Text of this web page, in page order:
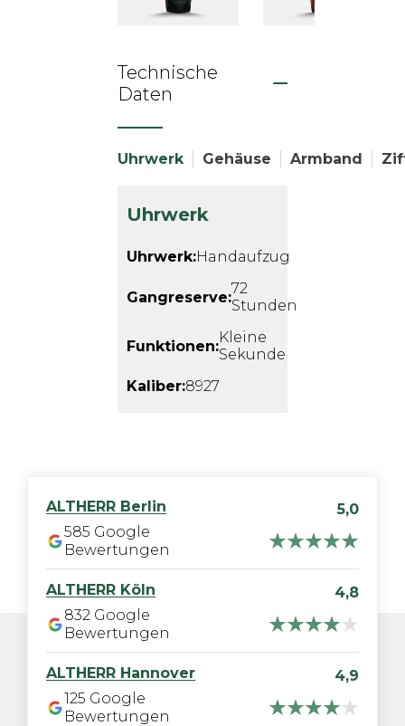
Technische
Daten
Uhrwerk Gehäuse Armband
Uhrwerk
Uhrwerk:Handaufzug
Gangreserve:72
Stunden
Funktionen:Kleine
Sekunde
Kaliber:8927
ALTHERR Berlin
5,0
585 Google
Bewertungen
ALTHERR Köln
4,8
832 Google
Bewertungen
ALTHERR Hannover
4,9
125 Google
Bewertungen